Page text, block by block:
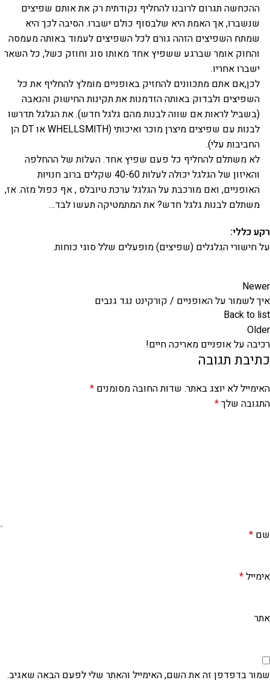
ההכחשה תגרום לרובנו להחליף נקודתית רק את אותם שפיצים
שנשברו, אך האמת היא שלבסוף כולם ישברו. הסיבה לכך היא
שמתח השפיצים הזהה גורם לכל השפיצים לעמוד באותה מעמסה
והחוק אומר שברגע ששפיץ אחד מאותו סוג וחוזק כשל, כל השאר
ישברו אחריו.
לכן,אם אתם מתכוונים להחזיק באופניים מומלץ להחליף את כל
השפיצים ולבדוק באותה הזדמנות את תקינות החישוק והנאבה
(בשביל לראות אם שווה לבנות מהם גלגל חדש). את הגלגל תדרשו
לבנות עם שפיצים מיצרן מוכר ואיכותי (WHELLSMITH או DT הן
החביבות עלי).
לא משתלם להחליף כל פעם שפיץ אחד. העלות של ההחלפה
והאיזון של הגלגל יכולה לעלות 40-60 שקלים ברוב חנויות
האופניים, ואם מורכבת על הגלגל ערכת טיובלס , אף כפול מזה. אז,
משתלם לבנות גלגל חדש? את המתמטיקה תעשו לבד…
רקע כללי:
על חישורי הגלגלים (שפיצים) מופעלים שלל סוגי כוחות.
Newer
איך לשמור על האופניים / קורקינט נגד גנבים
Back to list
Older
רכיבה על אופניים מאריכה חיים!
כתיבת תגובה
האימייל לא יוצג באתר. שדות החובה מסומנים *
התגובה שלך*
שם *
אימייל*
אתר
שמור בדפדפן זה את השם, האימייל והאתר שלי לפעם הבאה שאגיב.